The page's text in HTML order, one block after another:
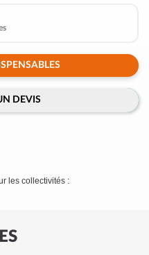
DEVIS
les collectivités :